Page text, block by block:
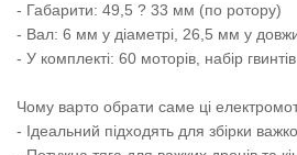
- Габарити: 49,5 ? 33 мм (по ротору)
- Вал: 6 мм у діаметрі, 26,5 мм у
- У комплекті: 60 моторів, набір
Чому варто обрати саме ці
- Ідеальний підходять для збірки